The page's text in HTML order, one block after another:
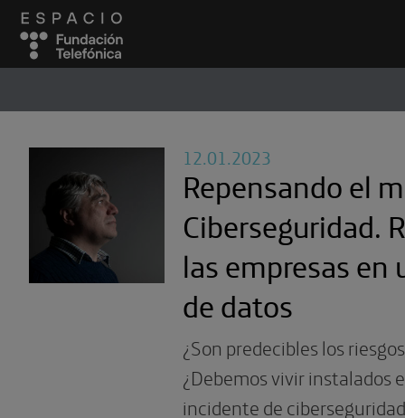
12.01.2023
Repensando el
Ciberseguridad.
las empresas en
de datos
¿Son predecibles los
¿Debemos vivir instalados
incidente de